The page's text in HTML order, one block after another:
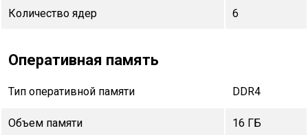
Количество ядер 6
Оперативная память
Тип оперативной памяти DDR4
Объем памяти 16 ГБ